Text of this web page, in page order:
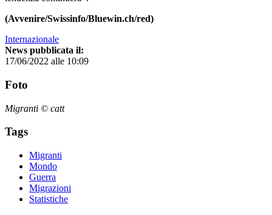
(Avvenire/Swissinfo/Bluewin.ch/red)
Internazionale
News pubblicata il:
17/06/2022 alle 10:09
Foto
Migranti © catt
Tags
Migranti
Mondo
Guerra
Migrazioni
Statistiche